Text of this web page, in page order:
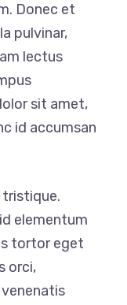
Donec et
pulvinar,
lectus
sit amet,
id accumsan
tristique.
elementum
tortor eget
orci,